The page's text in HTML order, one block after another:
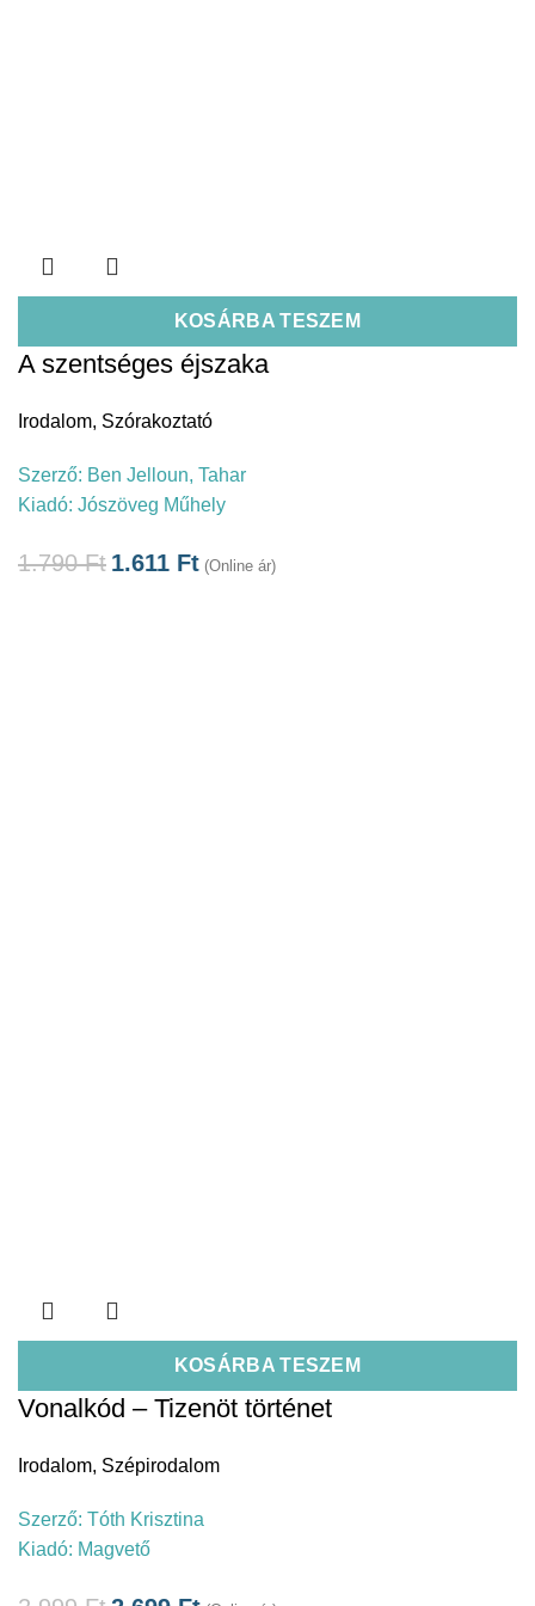
KOSÁRBA TESZEM
A szentséges éjszaka
Irodalom, Szórakoztató
Szerző: Ben Jelloun, Tahar
Kiadó: Jószöveg Műhely
1.790Ft 1.611 Ft (Online ár)
KOSÁRBA TESZEM
Vonalkód – Tizenöt történet
Irodalom, Szépirodalom
Szerző: Tóth Krisztina
Kiadó: Magvető